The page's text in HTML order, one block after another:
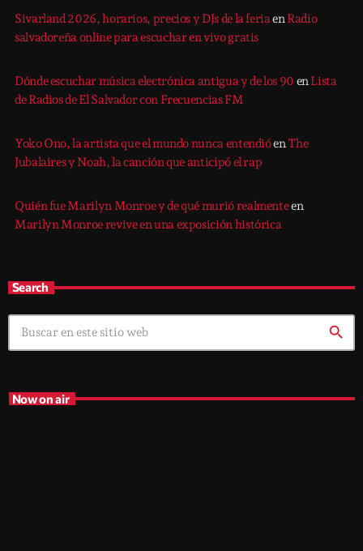
Sivarland 2026, horarios, precios y DJs de la feriaenRadio
salvadoreña online para escuchar en vivo gratis
Dónde escuchar música electrónica antigua y de los 90 enLista
de Radios de El Salvador con Frecuencias FM
Yoko Ono, la artista que el mundo nunca entendióenThe
Jubalaires y Noah, la canción que anticipó el rap
Quién fue Marilyn Monroe y de qué murió realmenteen
Marilyn Monroe revive en una exposición histórica
Search
search
Now on air